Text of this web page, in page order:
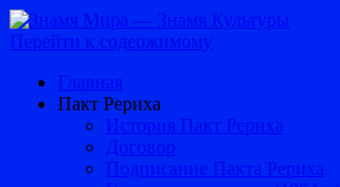
Перейти к содержимому
Главная
Пакт Рериха
История Пакт Рериха
Договор
Подписание Пакта Рериха